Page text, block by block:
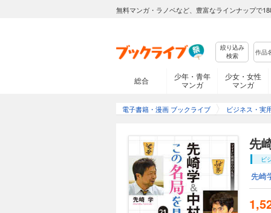
無料マンガ・ラノベなど、豊富なラインナップで
絞り込み
検索
総合
少年・青年
マンガ
少女・女性
マンガ
電子書籍・漫画 ブックライブ ビジネス・実
先
ビ
先崎